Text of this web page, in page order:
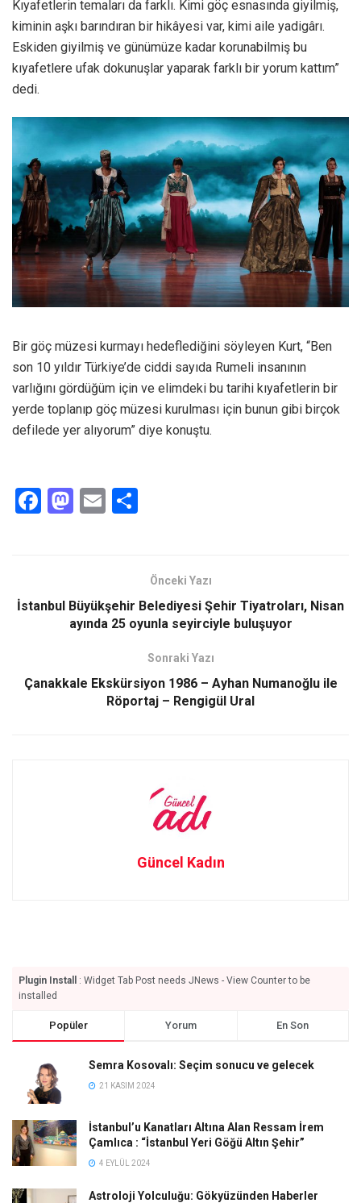
Kıyafetlerin temaları da farklı. Kimi göç esnasında giyilmiş,
kiminin aşkı barındıran bir hikâyesi var, kimi aile yadigârı.
Eskiden giyilmiş ve günümüze kadar korunabilmiş bu
kıyafetlere ufak dokunuşlar yaparak farklı bir yorum kattım”
dedi.
Bir göç müzesi kurmayı hedeflediğini söyleyen Kurt, “Ben
son 10 yıldır Türkiye’de ciddi sayıda Rumeli insanının
varlığını gördüğüm için ve elimdeki bu tarihi kıyafetlerin bir
yerde toplanıp göç müzesi kurulması için bunun gibi birçok
defilede yer alıyorum” diye konuştu.
F
o
M
d
o
E
Önceki Yazı
İstanbul Büyükşehir Belediyesi Şehir Tiyatroları, Nisan
ayında 25 oyunla seyirciyle buluşuyor
Sonraki Yazı
Çanakkale Ekskürsiyon 1986 – Ayhan Numanoğlu ile
Röportaj – Rengigül Ural
Güncel Kadın
Plugin Install
: Widget Tab Post needs JNews - View Counter to be
installed
Popüler Yorum En Son
Semra Kosovalı: Seçim sonucu ve gelecek
21 KASIM 2024
İstanbul’u Kanatları Altına Alan Ressam İrem
Çamlıca : “İstanbul Yeri Göğü Altın Şehir”
4 EYLÜL 2024
Astroloji Yolculuğu: Gökyüzünden Haberler